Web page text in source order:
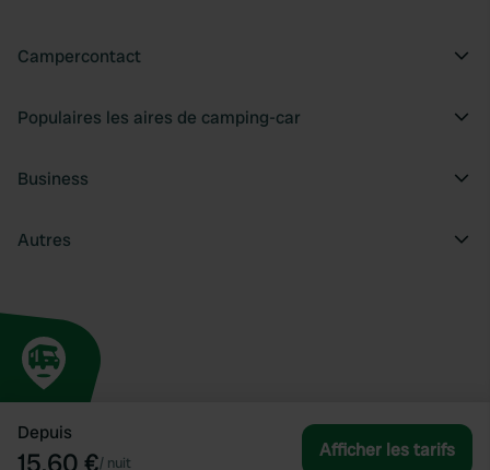
Depuis
15,60 €/ nuit
Afficher les tarifs
Campercontact
Populaires les aires de camping-car
Business
Autres